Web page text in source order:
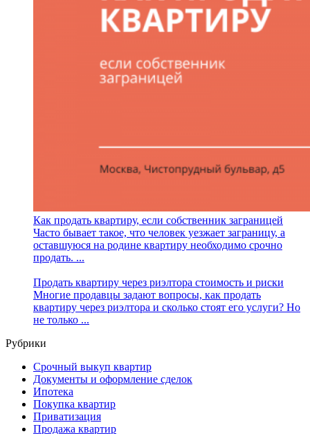
Как продать квартиру, если собственник заграницей
Часто бывает такое, что человек уезжает заграницу, а
оставшуюся на родине квартиру необходимо срочно
продать. ...
Продать квартиру через риэлтора стоимость и риски
Многие продавцы задают вопросы, как продать
квартиру через риэлтора и сколько стоят его услуги? Но
не только ...
Рубрики
Cрочный выкуп квартир
Документы и оформление сделок
Ипотека
Покупка квартир
Приватизация
Продажа квартир